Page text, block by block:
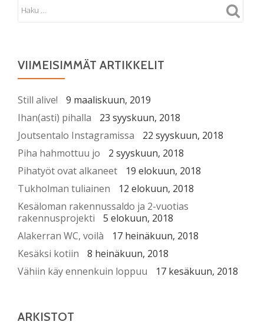
VIIMEISIMMÄT ARTIKKELIT
Still alive!
9 maaliskuun, 2019
Ihan(asti) pihalla
23 syyskuun, 2018
Joutsentalo Instagramissa
22 syyskuun, 2018
Piha hahmottuu jo
2 syyskuun, 2018
Pihatyöt ovat alkaneet
19 elokuun, 2018
Tukholman tuliainen
12 elokuun, 2018
Kesäloman rakennussaldo ja 2-vuotias
rakennusprojekti
5 elokuun, 2018
Alakerran WC, voilà
17 heinäkuun, 2018
Kesäksi kotiin
8 heinäkuun, 2018
Vähiin käy ennenkuin loppuu
17 kesäkuun, 2018
ARKISTOT